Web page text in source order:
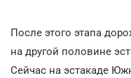
После этого этапа
на другой половине
Сейчас на эстакаде